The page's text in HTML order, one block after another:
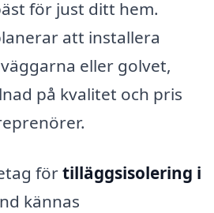
för just ditt hem.
att installera
eller golvet,
på kvalitet och pris
förtilläggsisolering i
kännas